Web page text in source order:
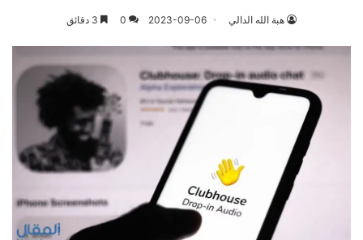
هبة الله الدالي 2023-09-06
0